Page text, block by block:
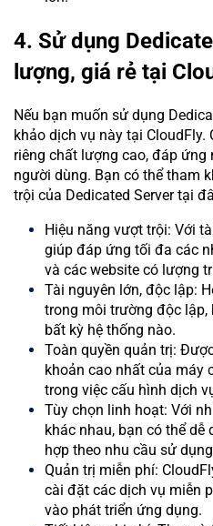
4. Sử dụng
lượng, giá rẻ tại
Nếu bạn muốn sử dụng
khảo dịch vụ này tại CloudFly.
riêng chất lượng cao, đáp ứng
người dùng. Bạn có thể tham
trội của Dedicated Server tại
Hiệu năng vượt trội: Với
giúp đáp ứng tối đa các
và các website có lượng
Tài nguyên lớn, độc lập:
trong môi trường độc lập,
bất kỳ hệ thống nào.
Toàn quyền quản trị:
khoản cao nhất của máy
trong việc cấu hình dịch
Tùy chọn linh hoạt: Với
khác nhau, bạn có thể
hợp theo nhu cầu sử
Quản trị miễn phí:
cài đặt các dịch vụ miễn
vào phát triển ứng dụng.